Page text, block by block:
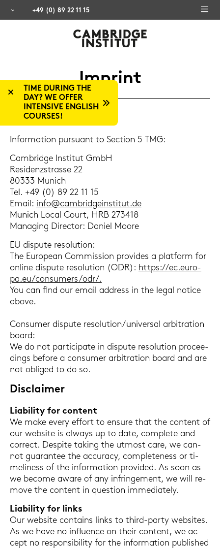
TIME DURING THE
DAY? WE OFFER
INTENSIVE ENGLISH
COURSES!
+49 (0) 89 22 11 15
Im­print
In­for­ma­ti­on pur­su­ant to Sec­tion 5 TMG:
Cam­bridge In­sti­tut GmbH
Re­si­denz­stras­se 22
80333 Mu­nich
Tel. +49 (0) 89 22 11 15
Email: info@cam­brid­ge­in­sti­tut.de
Mu­nich Local Court, HRB 273418
Ma­na­ging Di­rec­tor: Da­ni­el Moore
EU dis­pu­te re­so­lu­ti­on:
The Eu­rope­an Com­mis­si­on pro­vi­des a plat­form for
on­line dis­pu­te re­so­lu­ti­on (ODR): https://ec.eu­ro­
pa.eu/con­su­mers/odr/.
You can find our email ad­dress in the legal no­tice
above.
Con­su­mer dis­pu­te re­so­lu­ti­on/uni­ver­sal ar­bi­tra­ti­on
board:
We do not par­ti­ci­pa­te in dis­pu­te re­so­lu­ti­on procee­
dings be­fo­re a con­su­mer ar­bi­tra­ti­on board and are
not ob­li­ged to do so.
Dis­clai­mer
Lia­bi­li­ty for con­tent
We make every ef­fort to en­su­re that the con­tent of
our web­site is al­ways up to date, com­ple­te and
cor­rect. Despi­te ta­king the ut­most care, we can­
not gua­ran­tee the ac­cu­ra­cy, com­ple­te­n­ess or ti­
me­li­ness of the in­for­ma­ti­on pro­vi­ded. As soon as
we be­co­me aware of any in­frin­ge­ment, we will re­
mo­ve the con­tent in ques­ti­on im­me­dia­te­ly.
Lia­bi­li­ty for links
Our web­site con­tains links to third-​party web­sites.
As we have no in­flu­ence on their con­tent, we ac­
cept no re­spon­si­bi­li­ty for the in­for­ma­ti­on pu­blished